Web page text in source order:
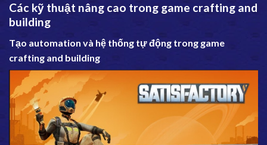
Các kỹ thuật nâng cao trong game crafting and
building
Tạo automation và hệ thống tự động trong game
crafting and building